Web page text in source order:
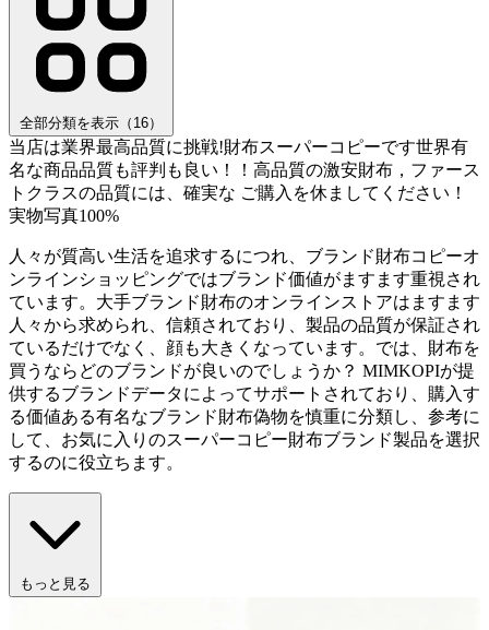
全部分類を表示（16）
当店は業界最高品質に挑戦!財布スーパーコピーです世界有
名な商品品質も評判も良い！！高品質の激安財布，ファース
トクラスの品質には、確実な ご購入を休ましてください！
実物写真100%
人々が質高い生活を追求するにつれ、ブランド財布コピーオ
ンラインショッピングではブランド価値がますます重視され
ています。大手ブランド財布のオンラインストアはますます
人々から求められ、信頼されており、製品の品質が保証され
ているだけでなく、顔も大きくなっています。では、財布を
買うならどのブランドが良いのでしょうか？ MIMKOPIが提
供するブランドデータによってサポートされており、購入す
る価値ある有名なブランド財布偽物を慎重に分類し、参考に
して、お気に入りのスーパーコピー財布ブランド製品を選択
するのに役立ちます。
もっと見る